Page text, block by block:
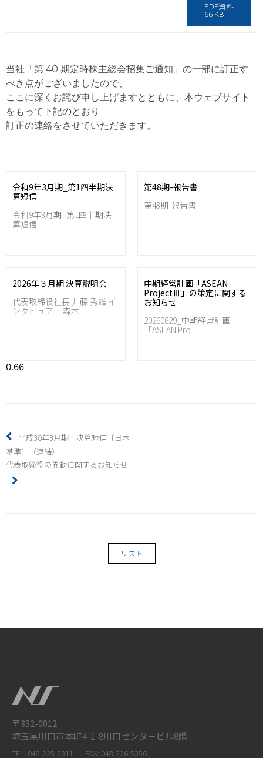
PDF資料
66 KB
当社「第 40 期定時株主総会招集ご通知」の一部に訂正す
べき点がございましたので、
ここに深くお詫び申し上げますとともに、本ウェブサイト
をもって下記のとおり
訂正の連絡をさせていただきます。
令和9年3月期_第1四半期決
算短信
令和9年3月期_第1四半期決
算短信
第48期-報告書
第48期-報告書
2026年３月期 決算説明会
代表取締役社長 井藤 秀雄 イ
ンタビュアー 森本
中期経営計画「ASEAN
ProjectⅢ」の策定に関する
お知らせ
20260629_中期経営計画
「ASEAN Pro
平成30年3月期 決算短信〔日本
基準〕（連結）
代表取締役の異動に関するお知らせ
リスト
〒332-0012
埼玉県川口市本町4-1-8川口センタ－ビル8階
TEL: 048-225-5311
FAX: 048-226-5356